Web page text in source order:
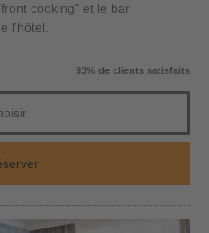
cooking" et le bar
l'hôtel.
93% de clients satisfaits